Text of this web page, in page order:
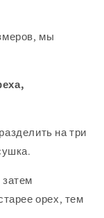
мы
на три
орех, тем